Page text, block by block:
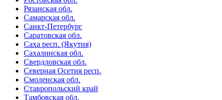
Рязанская обл.
Самарская обл.
Санкт-Петербург
Саратовская обл.
Саха респ. (Якутия)
Сахалинская обл.
Свердловская обл.
Северная Осетия респ.
Смоленская обл.
Ставропольский край
Тамбовская обл.